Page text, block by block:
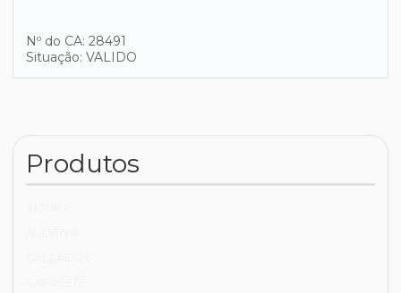
Nº do CA: 28491
Situação: VALIDO
Produtos